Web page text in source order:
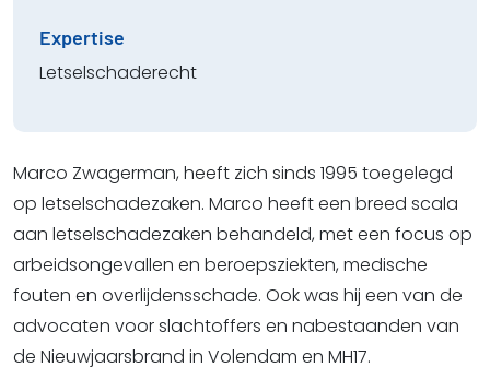
Expertise
Letselschaderecht
Marco Zwagerman, heeft zich sinds 1995 toegelegd
op letselschadezaken. Marco heeft een breed scala
aan letselschadezaken behandeld, met een focus op
arbeidsongevallen en beroepsziekten, medische
fouten en overlijdensschade. Ook was hij een van de
advocaten voor slachtoffers en nabestaanden van
de Nieuwjaarsbrand in Volendam en MH17.